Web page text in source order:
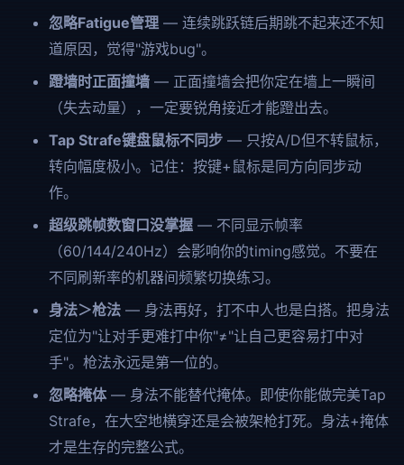
忽略Fatigue管理— 连续跳跃链后期跳不起来还不知
道原因，觉得"游戏bug"。
蹬墙时正面撞墙— 正面撞墙会把你定在墙上一瞬间
（失去动量），一定要锐角接近才能蹬出去。
Tap Strafe键盘鼠标不同步— 只按A/D但不转鼠标，
转向幅度极小。记住：按键+鼠标是同方向同步动
作。
超级跳帧数窗口没掌握— 不同显示帧率
（60/144/240Hz）会影响你的timing感觉。不要在
不同刷新率的机器间频繁切换练习。
身法＞枪法— 身法再好，打不中人也是白搭。把身法
定位为"让对手更难打中你"≠"让自己更容易打中对
手"。枪法永远是第一位的。
忽略掩体— 身法不能替代掩体。即使你能做完美Tap
Strafe，在大空地横穿还是会被架枪打死。身法+掩体
才是生存的完整公式。